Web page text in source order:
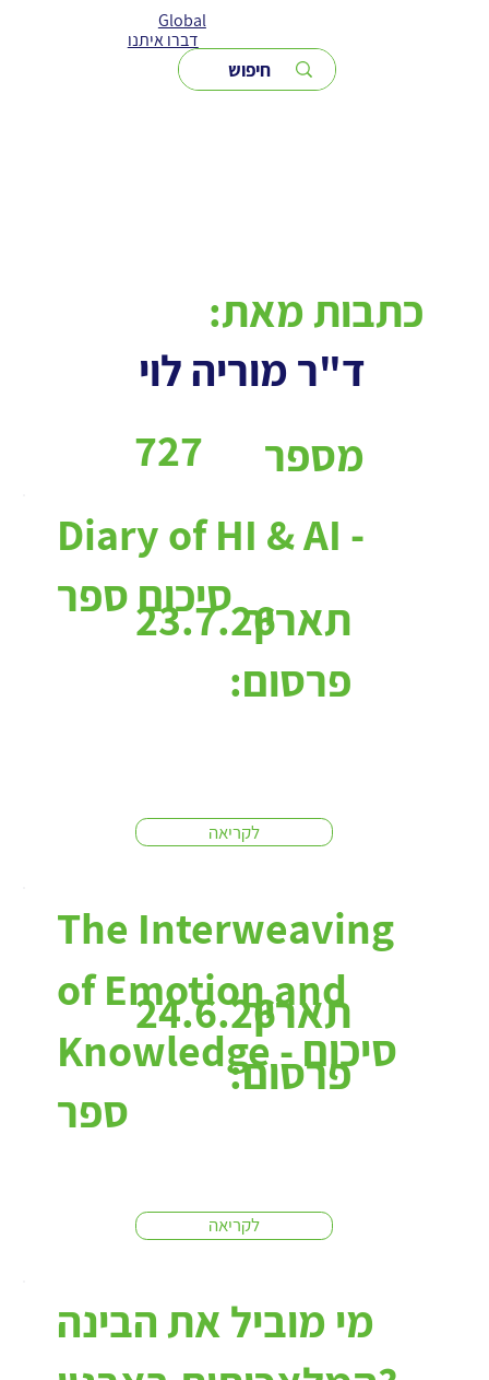
Global
דברו איתנו
ד"ר מוריה לוי
כתבות מאת:
מספר
כתבות:
727
Diary of HI & AI -
סיכום ספר
לקריאה
23.7.26תאריך
פרסום:
The Interweaving
of Emotion and
Knowledge - סיכום
ספר
לקריאה
24.6.26תאריך
פרסום:
מי מוביל את הבינה